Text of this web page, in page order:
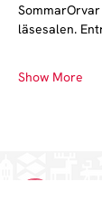
läsesalen.
Show More